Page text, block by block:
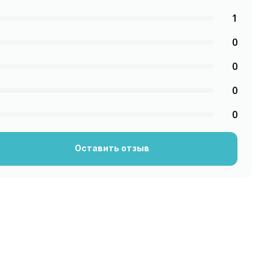
1
0
0
0
0
Оставить отзыв